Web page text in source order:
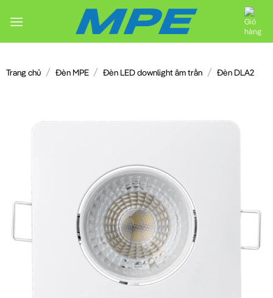
đến
Trang chủ / Đèn MPE / Đèn LED downlight âm trần / Đèn DLA2